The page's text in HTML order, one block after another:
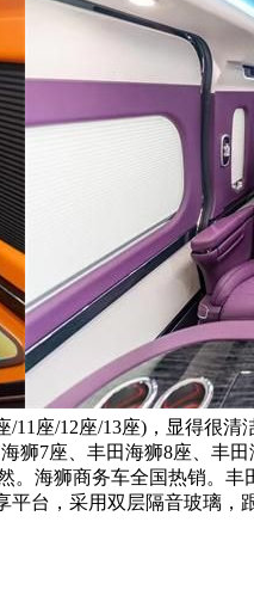
座/12座/13座)，显得很
狮7座、丰田海狮8座、丰
海狮商务车全国热销。
台，采用双层隔音玻璃